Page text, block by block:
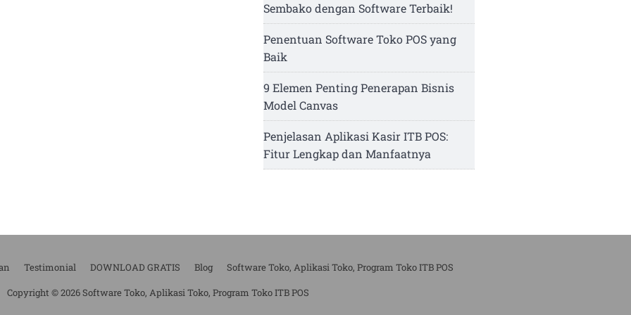
Sembako dengan Software Terbaik!
Penentuan Software Toko POS yang
Baik
9 Elemen Penting Penerapan Bisnis
Model Canvas
Penjelasan Aplikasi Kasir ITB POS:
Fitur Lengkap dan Manfaatnya
Testimonial DOWNLOAD GRATIS Blog
Software Toko, Aplikasi Toko, Program Toko ITB POS
Copyright © 2026 Software Toko, Aplikasi Toko, Program Toko ITB POS